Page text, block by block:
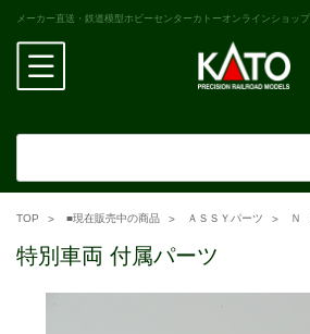
メーカー直送・鉄道模型ホビーセンターカトーオンラインショップ
TOP ■現在販売中の商品 ＡＳＳＹパーツ Ｎ
特別車両 付属パーツ